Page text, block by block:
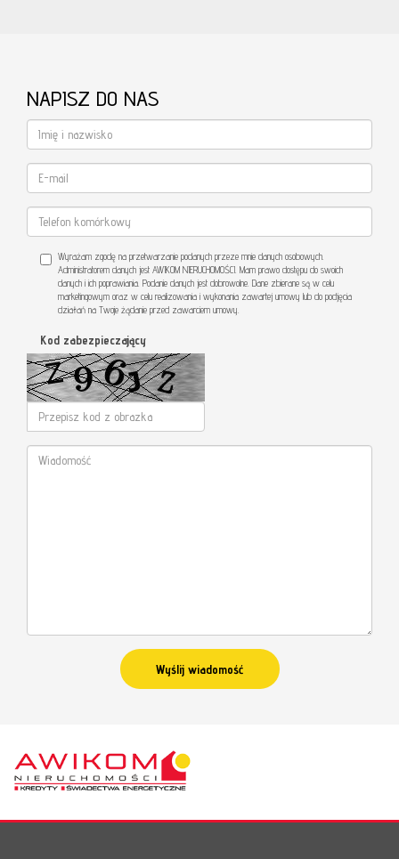
NAPISZ DO NAS
Wyrażam zgodę na przetwarzanie podanych przeze mnie danych osobowych.
Administratorem danych jest AWIKOM NIERUCHOMOŚCI. Mam prawo dostępu do swoich
danych i ich poprawiania. Podanie danych jest dobrowolne. Dane zbierane są w celu
marketingowym oraz w celu realizowania i wykonania zawartej umowy lub do podjęcia
działań na Twoje żądanie przed zawarciem umowy.
Kod zabezpieczający